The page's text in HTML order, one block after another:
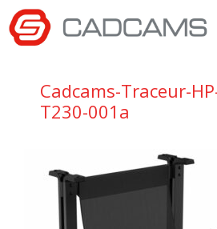
Aller
au
contenu
Cadcams-Traceur-
T230-001a